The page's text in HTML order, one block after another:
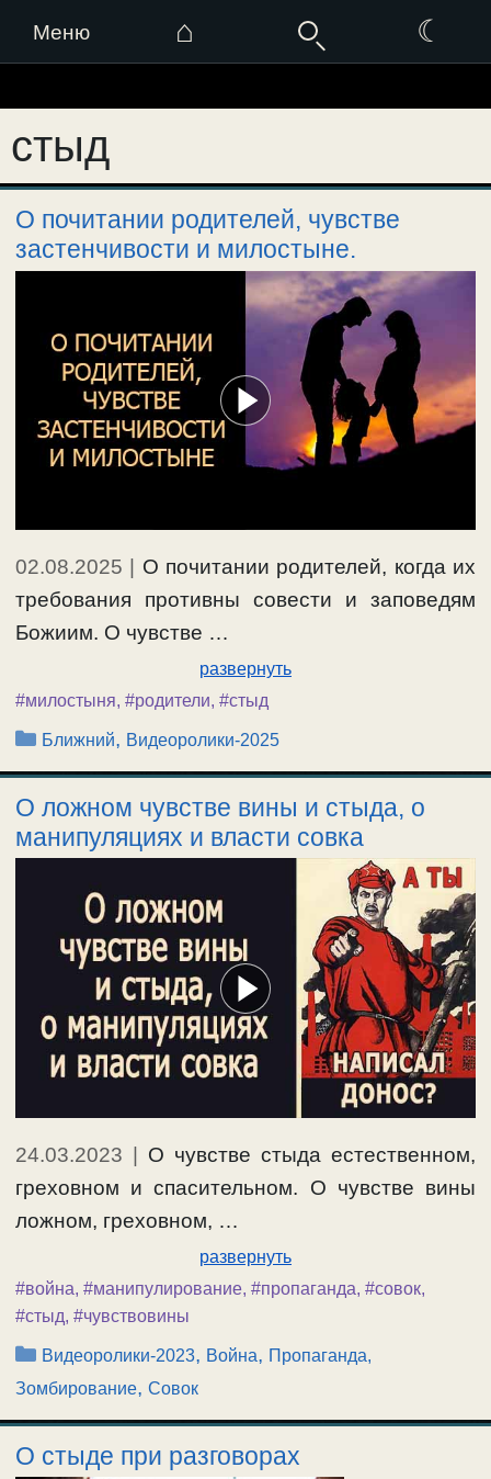
Меню ⌂ ☾
к
содержимому
стыд
О почитании родителей, чувстве
застенчивости и милостыне.
02.08.2025 | О почитании родителей, когда их
требования противны совести и заповедям
Божиим. О чувстве …
развернуть
#милостыня, #родители, #стыд
Рубрики
Ближний, Видеоролики-2025
О ложном чувстве вины и стыда, о
манипуляциях и власти совка
24.03.2023 | О чувстве стыда естественном,
греховном и спасительном. О чувстве вины
ложном, греховном, …
развернуть
#война, #манипулирование, #пропаганда, #совок,
#стыд, #чувствовины
Рубрики
Видеоролики-2023, Война, Пропаганда,
Зомбирование, Совок
О стыде при разговорах